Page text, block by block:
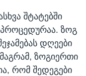
შტატებში
პროცედურაა. ზოგ
დღეები
ზოგიერთი
რომ შედეგები